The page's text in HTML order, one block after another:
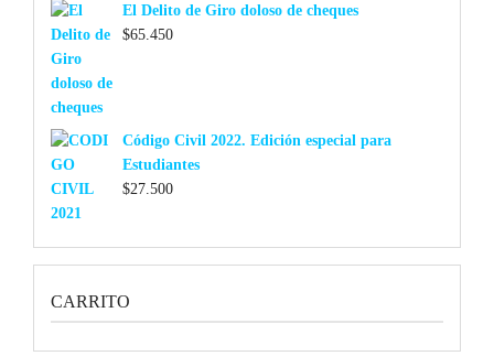
El Delito de Giro doloso de cheques
$65.450
Código Civil 2022. Edición especial para
Estudiantes
$27.500
CARRITO